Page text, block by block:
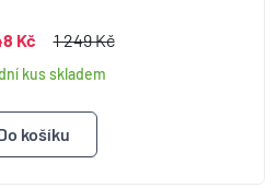
Kč 1 249 Kč
kus skladem